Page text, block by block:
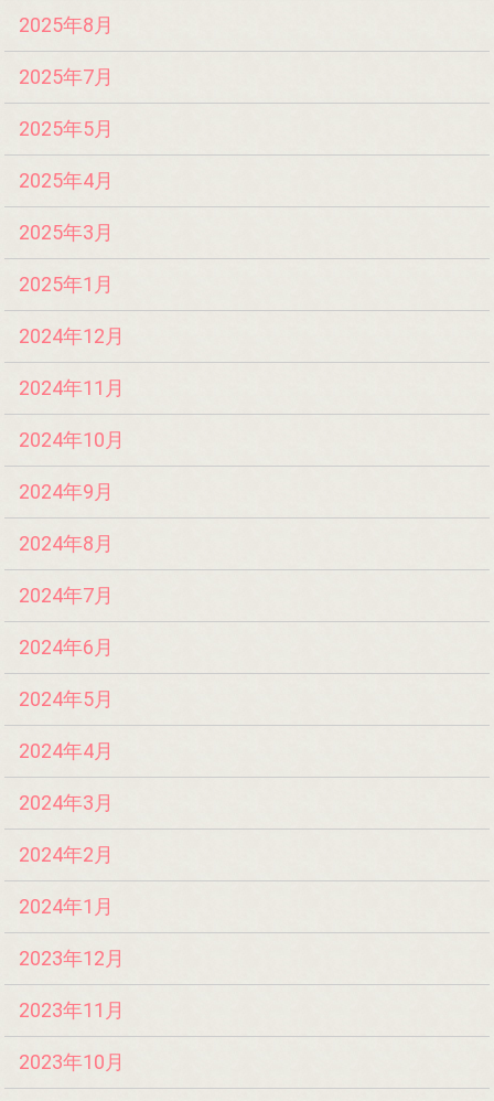
2025年8月
2025年7月
2025年5月
2025年4月
2025年3月
2025年1月
2024年12月
2024年11月
2024年10月
2024年9月
2024年8月
2024年7月
2024年6月
2024年5月
2024年4月
2024年3月
2024年2月
2024年1月
2023年12月
2023年11月
2023年10月